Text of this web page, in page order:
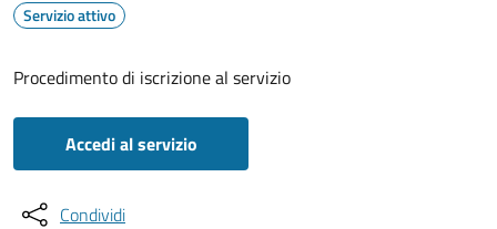
Servizio attivo
Procedimento di iscrizione al servizio
Accedi al servizio
Condividi